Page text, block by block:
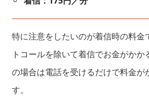
特に注意をしたいのが着信時の料金
トコールを除いて着信でお金がか
の場合は電話を受けるだけで料金が
す。